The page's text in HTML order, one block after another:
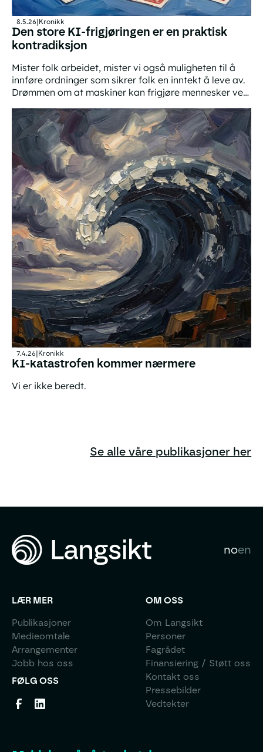
8.5.26 Kronikk
Den store KI-frigjøringen er en praktisk
kontradiksjon
Mister folk arbeidet, mister vi også muligheten til å
innføre ordninger som sikrer folk en inntekt å leve av.
Drømmen om at maskiner kan frigjøre mennesker ved
7.4.26 Kronikk
KI-katastrofen kommer nærmere
Vi er ikke beredt.
Se alle våre publikasjoner her
noen
LÆR MER
Publikasjoner
Medieomtale
Arrangementer
Jobb hos oss
FØLG OSS
OM OSS
Om Langsikt
Personer
Fagrådet
Finansiering / Støtt oss
Kontakt oss
Pressebilder
Vedtekter